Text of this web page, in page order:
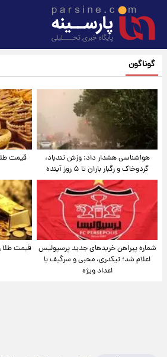
گوناگون
هواشناسی هشدار داد: وزش تندباد،
گردوخاک و رگبار باران تا ۵ روز آینده
شماره پیراهن خریدهای جدید پرسپولیس
اعلام شد؛ تیکدری، محبی و سرگیف با
اعداد ویژه